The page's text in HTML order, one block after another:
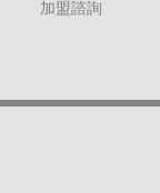
加盟諮詢